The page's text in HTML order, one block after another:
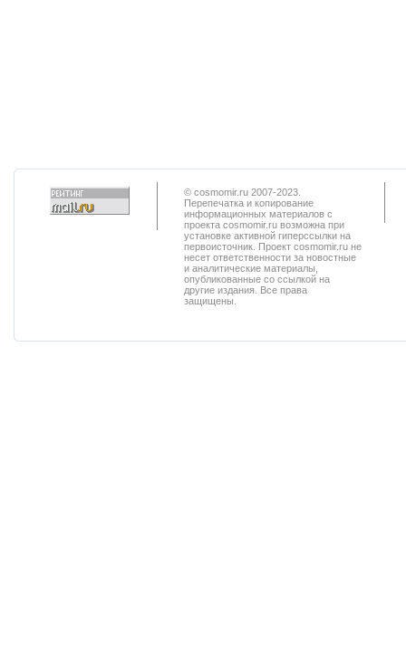
© cosmomir.ru 2007-2023.
Перепечатка и копирование
информационных материалов с
проекта cosmomir.ru возможна при
установке активной гиперссылки на
первоисточник. Проект cosmomir.ru не
несет ответственности за новостные
и аналитические материалы,
опубликованные со ссылкой на
другие издания. Все права
защищены.